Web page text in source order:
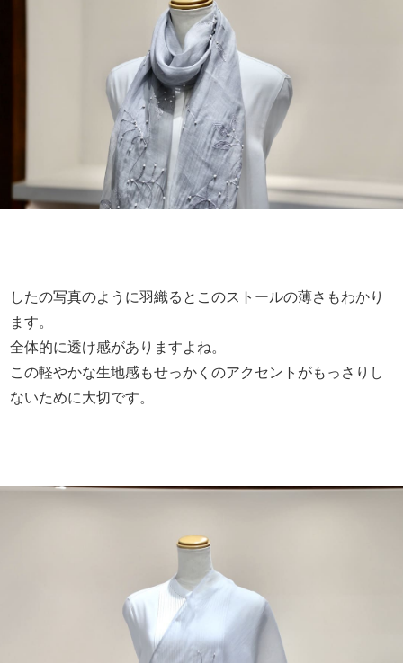
したの写真のように羽織るとこのストールの薄さもわかり
ます。
全体的に透け感がありますよね。
この軽やかな生地感もせっかくのアクセントがもっさりし
ないために大切です。